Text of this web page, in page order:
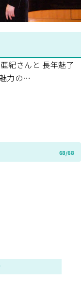
紀さんと 長年魅了
力の…
68/68